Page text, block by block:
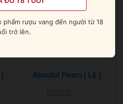
Absolut Pears [ Lê ]
phẩm rượu vang đến người từ 18
trở lên.